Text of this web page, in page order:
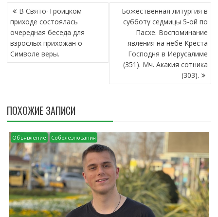
Н
А
В
И
Г
А
П
О
З
А
П
И
С
Я
М
В Свято-Троицком
приходе состоялась
очередная беседа для
взрослых прихожан о
Символе веры.
Божественная литургия в
субботу седмицы 5-ой по
Пасхе. Воспоминание
явления на небе Креста
Господня в Иерусалиме
(351). Мч. Акакия сотника
(303).
ПОХОЖИЕ ЗАПИСИ
Объявление Соболезнования